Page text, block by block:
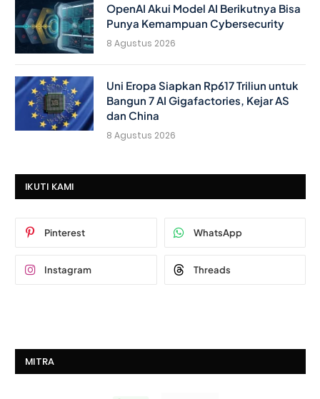
OpenAI Akui Model AI Berikutnya Bisa
Punya Kemampuan Cybersecurity
8 Agustus 2026
Uni Eropa Siapkan Rp617 Triliun untuk
Bangun 7 AI Gigafactories, Kejar AS
dan China
8 Agustus 2026
IKUTI KAMI
Pinterest WhatsApp
Instagram Threads
MITRA